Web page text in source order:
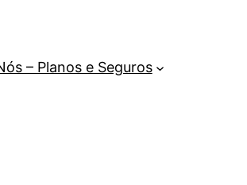
– Planos e Seguros